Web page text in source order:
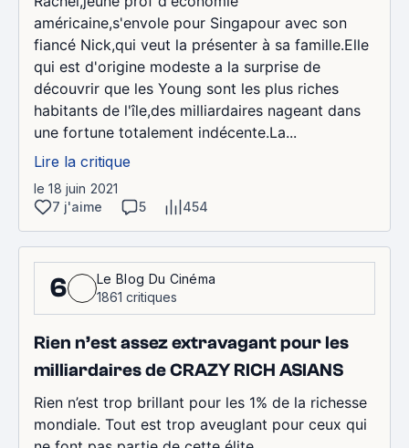
américaine,s'envole pour Singapour avec son
fiancé Nick,qui veut la présenter à sa famille.Elle
qui est d'origine modeste a la surprise de
découvrir que les Young sont les plus riches
habitants de l'île,des milliardaires nageant dans
une fortune totalement indécente.La...
Lire la critique
le 18 juin 2021
7 j'aime
5 454
6
Le Blog Du Cinéma
1861 critiques
Rien n’est assez extravagant pour les
milliardaires de CRAZY RICH ASIANS
Rien n’est trop brillant pour les 1% de la richesse
mondiale. Tout est trop aveuglant pour ceux qui